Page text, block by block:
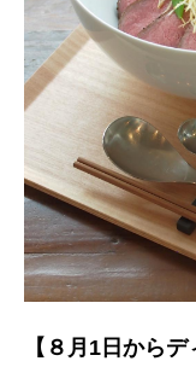
【８月1日から